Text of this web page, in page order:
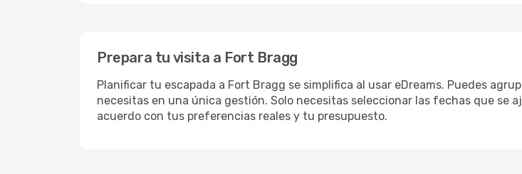
Prepara tu visita a Fort Bragg
Planificar tu escapada a Fort Bragg se simplifica al usar eDreams. Puedes
necesitas en una única gestión. Solo necesitas seleccionar las fechas que
acuerdo con tus preferencias reales y tu presupuesto.